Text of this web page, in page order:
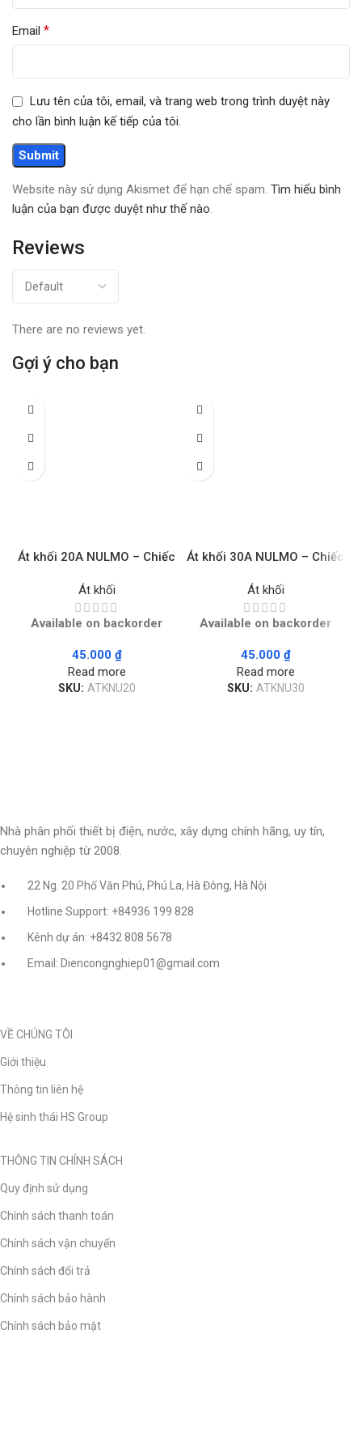
Reviews
There are no reviews yet.
Email *
Lưu tên của tôi, email, và trang web trong trình duyệt này
cho lần bình luận kế tiếp của tôi.
Website này sử dụng Akismet để hạn chế spam. Tìm hiểu bình
luận của bạn được duyệt như thế nào.
Gợi ý cho bạn
Át khối 20A NULMO – Chiếc
Át khối
Available on backorder
45.000 ₫
Read more
SKU: ATKNU20
Át khối 30A NULMO – Chiếc
Át khối
Available on backorder
45.000 ₫
Read more
SKU: ATKNU30
Nhà phân phối thiết bị điện, nước, xây dựng chính hãng, uy tín,
chuyên nghiệp từ 2008.
22 Ng. 20 Phố Văn Phú, Phú La, Hà Đông, Hà Nội
Hotline Support: +84936 199 828
Kênh dự án: +8432 808 5678
Email: Diencongnghiep01@gmail.com
VỀ CHÚNG TÔI
Giới thiệu
Thông tin liên hệ
Hệ sinh thái HS Group
THÔNG TIN CHÍNH SÁCH
Quy định sử dụng
Chính sách thanh toán
Chính sách vận chuyển
Chính sách đổi trả
Chính sách bảo hành
Chính sách bảo mật